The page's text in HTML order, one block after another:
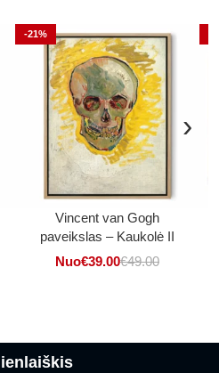
-21%
Vincent van Gogh
paveikslas – Kaukolė II
Nuo€39.00€49.00
›